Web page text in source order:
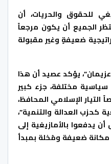
للحقوق والحريات، أن
الجميع أن يكون مرجعاً
ضعيفةٍ وغير مقبولة
يؤكد عصيد أن هذا
سياسية مختلفة، جزء كبير
التيار الإسلامي المحافظ،
كحزب العدالة والتنمية”،
يدفعوا بالأمازيغية إلى
مكانة ضعيفة ومُخلة بمبدأ